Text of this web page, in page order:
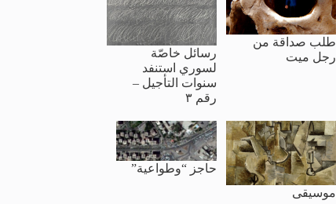
طلب صداقة من
رجل ميت
رسائل خاصّة
لسوري استنفد
سنوات التأجيل –
رقم ٣
موسيقى
حاجز “وطواعية”